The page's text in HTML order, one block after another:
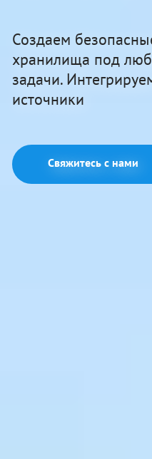
Создаем
хранилища под
задачи.
источники
Свяжитесь с нами